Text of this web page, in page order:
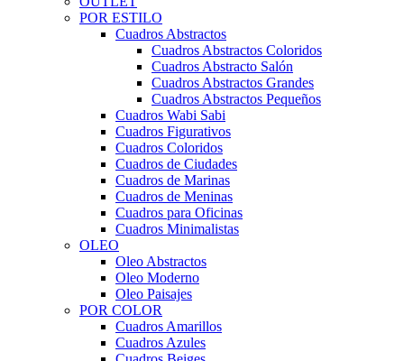
POR ESTILO
Cuadros Abstractos
Cuadros Abstractos Coloridos
Cuadros Abstracto Salón
Cuadros Abstractos Grandes
Cuadros Abstractos Pequeños
Cuadros Wabi Sabi
Cuadros Figurativos
Cuadros Coloridos
Cuadros de Ciudades
Cuadros de Marinas
Cuadros de Meninas
Cuadros para Oficinas
Cuadros Minimalistas
OLEO
Oleo Abstractos
Oleo Moderno
Oleo Paisajes
POR COLOR
Cuadros Amarillos
Cuadros Azules